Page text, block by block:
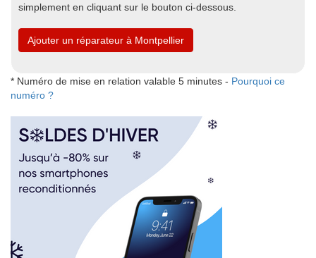
simplement en cliquant sur le bouton ci-dessous.
Ajouter un réparateur à Montpellier
* Numéro de mise en relation valable 5 minutes - Pourquoi ce
numéro ?